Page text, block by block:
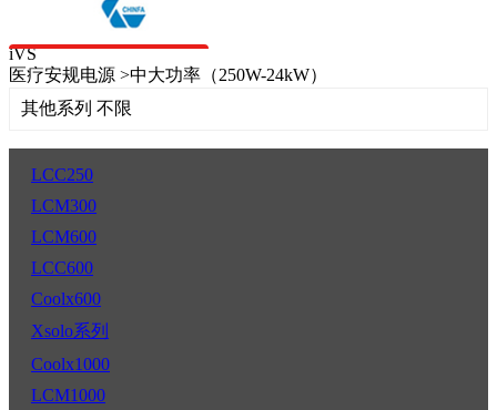
iVS
医疗安规电源 >中大功率（250W-24kW）
其他系列 不限
LCC250
LCM300
LCM600
LCC600
Coolx600
Xsolo系列
Coolx1000
LCM1000